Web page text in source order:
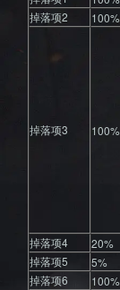
掉落项2
100%
掉落项3 100%
掉落项4
20%
掉落项5
5%
掉落项6
100%